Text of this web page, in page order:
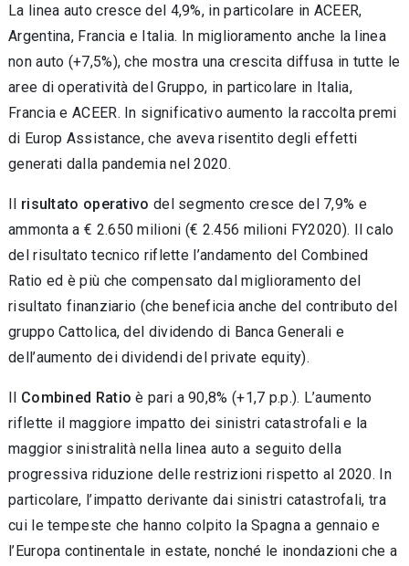
La linea auto cresce del 4,9%, in particolare in ACEER,
Argentina, Francia e Italia. In miglioramento anche la linea
non auto (+7,5%), che mostra una crescita diffusa in tutte le
aree di operatività del Gruppo, in particolare in Italia,
Francia e ACEER. In significativo aumento la raccolta premi
di Europ Assistance, che aveva risentito degli effetti
generati dalla pandemia nel 2020.
Il risultato operativo del segmento cresce del 7,9% e
ammonta a € 2.650 milioni (€ 2.456 milioni FY2020). Il calo
del risultato tecnico riflette l’andamento del Combined
Ratio ed è più che compensato dal miglioramento del
risultato finanziario (che beneficia anche del contributo del
gruppo Cattolica, del dividendo di Banca Generali e
dell’aumento dei dividendi del private equity).
Il Combined Ratio è pari a 90,8% (+1,7 p.p.). L’aumento
riflette il maggiore impatto dei sinistri catastrofali e la
maggior sinistralità nella linea auto a seguito della
progressiva riduzione delle restrizioni rispetto al 2020. In
particolare, l’impatto derivante dai sinistri catastrofali, tra
cui le tempeste che hanno colpito la Spagna a gennaio e
l’Europa continentale in estate, nonché le inondazioni che a